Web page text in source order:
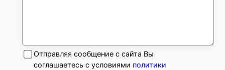
Отправляя сообщение с сайта Вы
соглашаетесь с условиями политики